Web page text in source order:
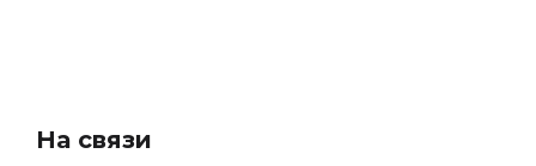
На связи